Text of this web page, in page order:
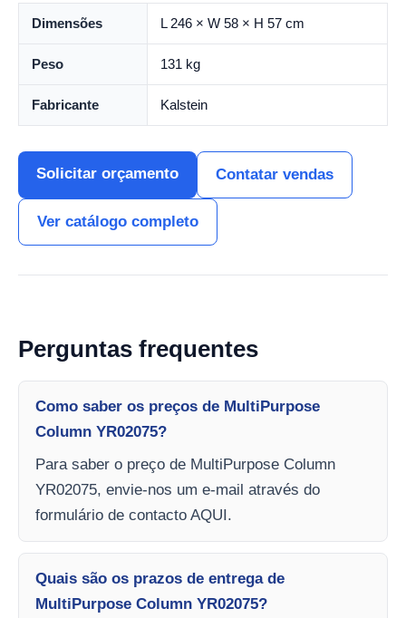
Dimensões L 246 × W 58 × H 57 cm
Peso 131 kg
Fabricante Kalstein
Solicitar orçamento Contatar vendas
Ver catálogo completo
Perguntas frequentes
Como saber os preços de MultiPurpose
Column YR02075?
Para saber o preço de MultiPurpose Column
YR02075, envie-nos um e-mail através do
formulário de contacto AQUI.
Quais são os prazos de entrega de
MultiPurpose Column YR02075?